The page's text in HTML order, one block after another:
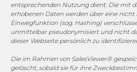
entsprechenden Nutzung dient. Die mit
erhobenen Daten werden über eine
Einwegfunktion (sog. Hashing)
unmittelbar pseudonymisiert und nicht
dieser Webseite persönlich zu
Die im Rahmen von SalesViewer®
gelöscht, sobald sie für ihre
1. FC Monheim
COOKIE-